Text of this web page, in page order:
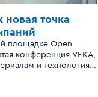
новая точка
площадке Open
конференция VEKA,
и технологиям